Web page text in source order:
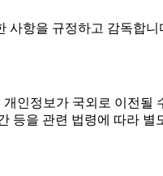
사항을 규정하고 감독합니
인정보가 국외로 이전될
등을 관련 법령에 따라